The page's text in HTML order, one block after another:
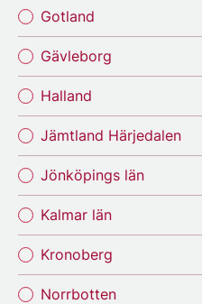
Gotland
Gävleborg
Halland
Jämtland Härjedalen
Jönköpings län
Kalmar län
Kronoberg
Norrbotten